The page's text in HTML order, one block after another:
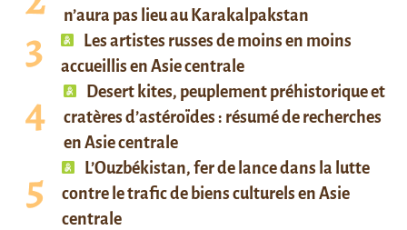
n’aura pas lieu au Karakalpakstan
Les artistes russes de moins en moins
accueillis en Asie centrale
Desert kites, peuplement préhistorique et
cratères d’astéroïdes : résumé de recherches
en Asie centrale
L’Ouzbékistan, fer de lance dans la lutte
contre le trafic de biens culturels en Asie
centrale